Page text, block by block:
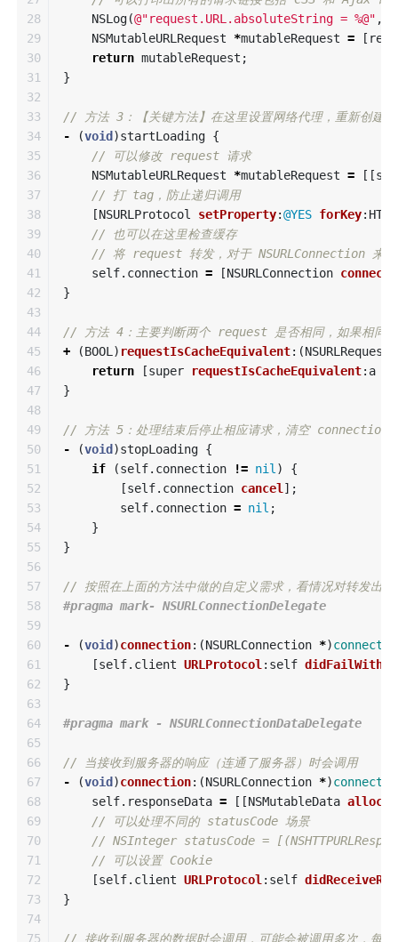
28
29
30
31
32
33
34
35
36
37
38
39
40
41
42
43
44
45
46
47
48
49
50
51
52
53
54
55
56
57
58
59
60
61
62
63
64
65
66
67
68
69
70
71
72
73
74
75
NSLog(@"request.URL.absoluteString = %@" ,
NSMutableURLRequest
*mutableRequest = [
return mutableRequest ;
}
// 方法 3：【关键方法】在这里设置网络代理，重新创
-
(void )startLoading {
// 可以修改 request 请求
NSMutableURLRequest
*mutableRequest = [[
// 打 tag，防止递归调用
[NSURLProtocol setProperty:@YES forKey:
// 也可以在这里检查缓存
// 将 request 转发，对于 NSURLConnection 来说
self. connection = [NSURLConnection
}
// 方法 4：主要判断两个 request 是否相同，如果相同的
+
(BOOL) requestIsCacheEquivalent:(NSURLRequest
return
[super requestIsCacheEquivalent: a
}
// 方法 5：处理结束后停止相应请求，清空
-
(void )stopLoading {
if
(self. connection != nil)
{
[self. connection cancel];
self. connection = nil ;
}
}
// 按照在上面的方法中做的自定义需求，看情况对转发出
- (void )connection:(NSURLConnection *)
[self. client URLProtocol: self
}
// 当接收到服务器的响应（连通了服务器）时会调用
-
(void )connection:(NSURLConnection *)
self. responseData = [[NSMutableData alloc
// 可以处理不同的 statusCode 场景
// NSInteger statusCode =
// 可以设置 Cookie
[self. client URLProtocol: self
}
// 接收到服务器的数据时会调用，可能会被调用多次，每次